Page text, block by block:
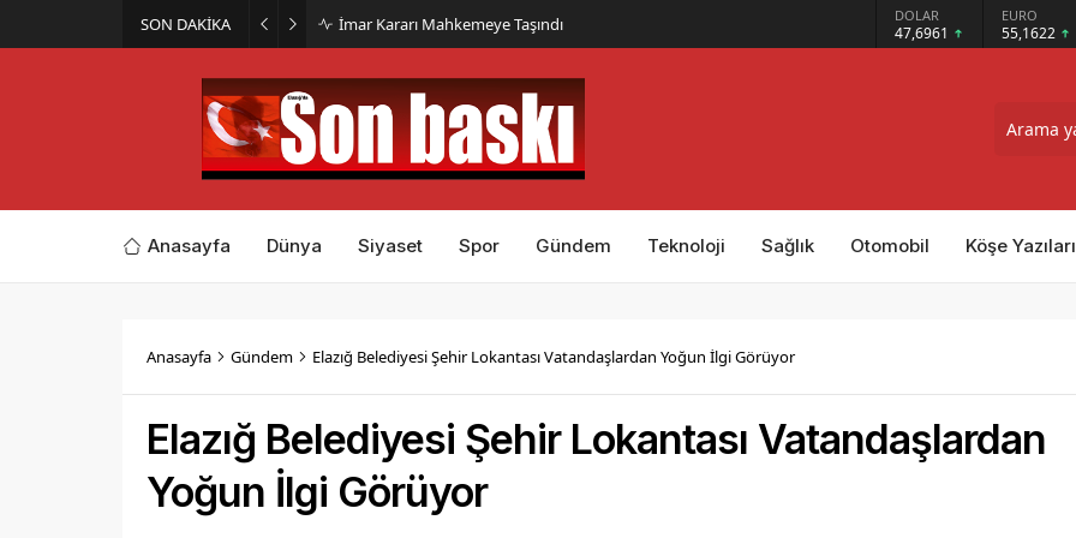
SON DAKİKA İmar Kararı Mahkemeye Taşındı DOLAR
47,6961
EURO
55,1622
Anasayfa Dünya Siyaset Spor Gündem Teknoloji Sağlık Otomobil Köşe Yazıları
Anasayfa Gündem Elazığ Belediyesi Şehir Lokantası Vatandaşlardan Yoğun İlgi Görüyor
Elazığ Belediyesi Şehir Lokantası Vatandaşlardan
Yoğun İlgi Görüyor